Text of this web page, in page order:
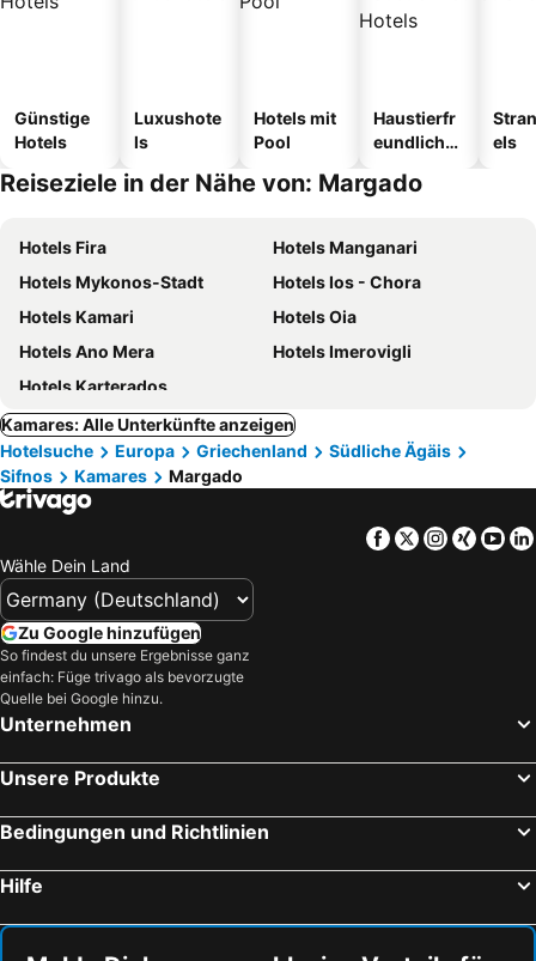
Günstige
Hotels
Luxushote
ls
Hotels mit
Pool
Haustierfr
eundliche
els
Reiseziele in der Nähe von: Margado
Hotels Fira
Hotels Manganari
Hotels Mykonos-Stadt
Hotels Ios - Chora
Hotels Kamari
Hotels Oia
Hotels Ano Mera
Hotels Imerovigli
Hotels Karterados
Kamares: Alle Unterkünfte anzeigen
Hotelsuche
Europa Griechenland
Südliche Ägäis
Sifnos
Kamares Margado
Facebook
TwitterXing
Wähle Dein Land
Zu Google hinzufügen
So findest du unsere Ergebnisse ganz
einfach: Füge trivago als bevorzugte
Quelle bei Google hinzu.
Unternehmen
Unsere Produkte
Bedingungen und Richtlinien
Hilfe